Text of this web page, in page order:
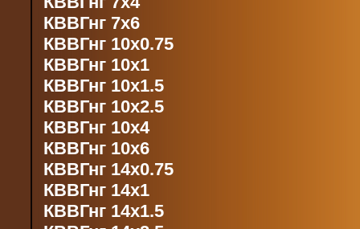
КВВГнг 7х6
КВВГнг 10х0.75
КВВГнг 10х1
КВВГнг 10х1.5
КВВГнг 10х2.5
КВВГнг 10х4
КВВГнг 10х6
КВВГнг 14х0.75
КВВГнг 14х1
КВВГнг 14х1.5